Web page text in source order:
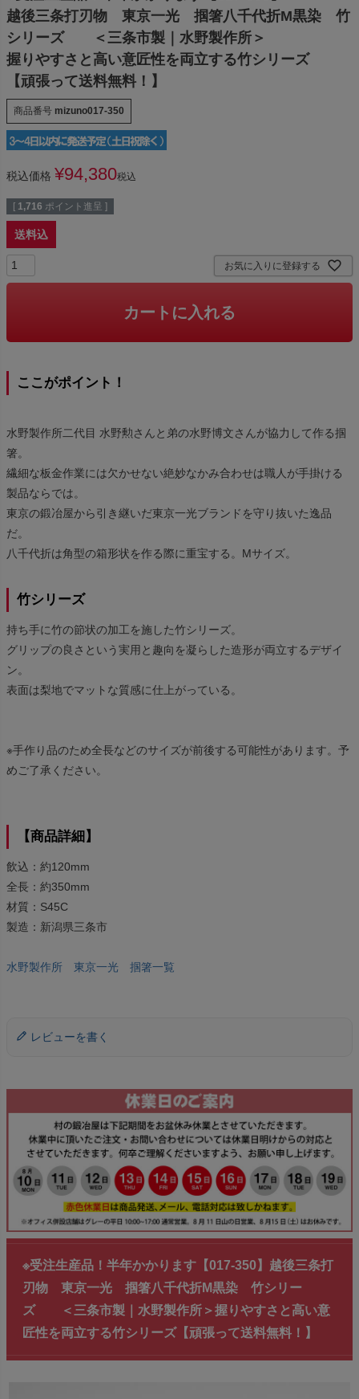
越後三条打刃物 東京一光 掴箸八千代折M黒染 竹
シリーズ ＜三条市製｜水野製作所＞
握りやすさと高い意匠性を両立する竹シリーズ
【頑張って送料無料！】
商品番号 mizuno017-350
税込価格 ¥94,380税込
[ 1,716 ポイント進呈 ]
送料込
お気に入りに登録する
カートに入れる
ここがポイント！
水野製作所二代目 水野勲さんと弟の水野博文さんが協力して作る掴
箸。
繊細な板金作業には欠かせない絶妙なかみ合わせは職人が手掛ける
製品ならでは。
東京の鍛冶屋から引き継いだ東京一光ブランドを守り抜いた逸品
だ。
八千代折は角型の箱形状を作る際に重宝する。Mサイズ。
竹シリーズ
持ち手に竹の節状の加工を施した竹シリーズ。
グリップの良さという実用と趣向を凝らした造形が両立するデザイ
ン。
表面は梨地でマットな質感に仕上がっている。
※手作り品のため全長などのサイズが前後する可能性があります。予
めご了承ください。
【商品詳細】
飲込：約120mm
全長：約350mm
材質：S45C
製造：新潟県三条市
水野製作所 東京一光 掴箸一覧
レビューを書く
※受注生産品！半年かかります【017-350】越後三条打
刃物 東京一光 掴箸八千代折M黒染 竹シリー
ズ ＜三条市製｜水野製作所＞握りやすさと高い意
匠性を両立する竹シリーズ【頑張って送料無料！】